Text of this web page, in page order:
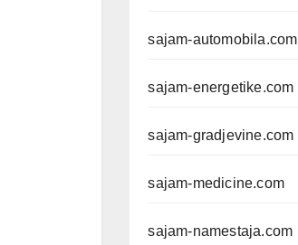
sajam-automobila.com
sajam-energetike.com
sajam-gradjevine.com
sajam-medicine.com
sajam-namestaja.com